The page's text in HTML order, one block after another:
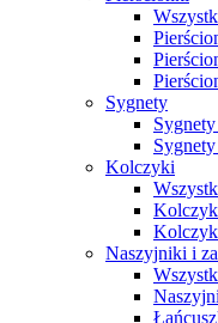
Sygnety
Sygnety
Kolczyki
Naszyjniki i